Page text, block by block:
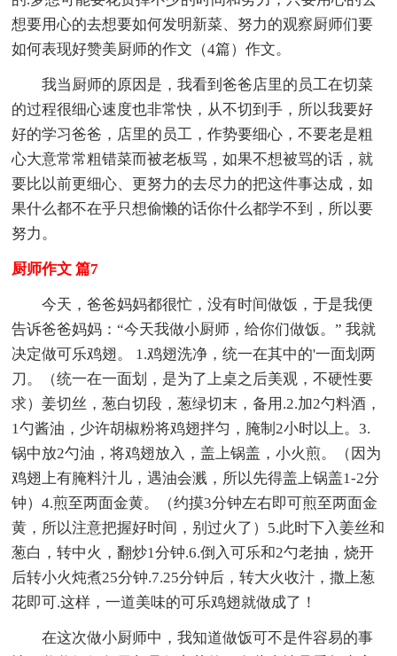
想要用心的去想要如何发明新菜、努力的观察厨师们要
如何表现好赞美厨师的作文（4篇）作文。
我当厨师的原因是，我看到爸爸店里的员工在切菜
的过程很细心速度也非常快，从不切到手，所以我要好
好的学习爸爸，店里的员工，作势要细心，不要老是粗
心大意常常粗错菜而被老板骂，如果不想被骂的话，就
要比以前更细心、更努力的去尽力的把这件事达成，如
果什么都不在乎只想偷懒的话你什么都学不到，所以要
努力。
厨师作文 篇7
今天，爸爸妈妈都很忙，没有时间做饭，于是我便
告诉爸爸妈妈：“今天我做小厨师，给你们做饭。” 我就
决定做可乐鸡翅。 1.鸡翅洗净，统一在其中的'一面划两
刀。（统一在一面划，是为了上桌之后美观，不硬性要
求）姜切丝，葱白切段，葱绿切末，备用.2.加2勺料酒，
1勺酱油，少许胡椒粉将鸡翅拌匀，腌制2小时以上。3.
锅中放2勺油，将鸡翅放入，盖上锅盖，小火煎。（因为
鸡翅上有腌料汁儿，遇油会溅，所以先得盖上锅盖1-2分
钟）4.煎至两面金黄。（约摸3分钟左右即可煎至两面金
黄，所以注意把握好时间，别过火了）5.此时下入姜丝和
葱白，转中火，翻炒1分钟.6.倒入可乐和2勺老抽，烧开
后转小火炖煮25分钟.7.25分钟后，转大火收汁，撒上葱
花即可.这样，一道美味的可乐鸡翅就做成了！
在这次做小厨师中，我知道做饭可不是件容易的事